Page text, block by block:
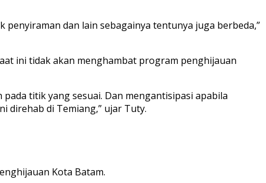
dan lain sebagainya tentunya juga berbeda,”
ini tidak akan menghambat program penghijauan
titik yang sesuai. Dan mengantisipasi apabila
direhab di Temiang,” ujar Tuty.
Kota Batam.